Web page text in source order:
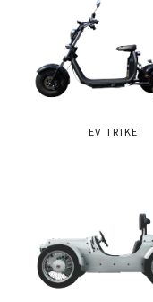
EV TRIKE